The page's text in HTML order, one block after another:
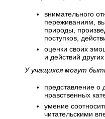
внимательного
переживаниям,
природы,
поступков,
оценки своих
и действий
У учащихся могут
представление о
нравственных
умение
читательскими